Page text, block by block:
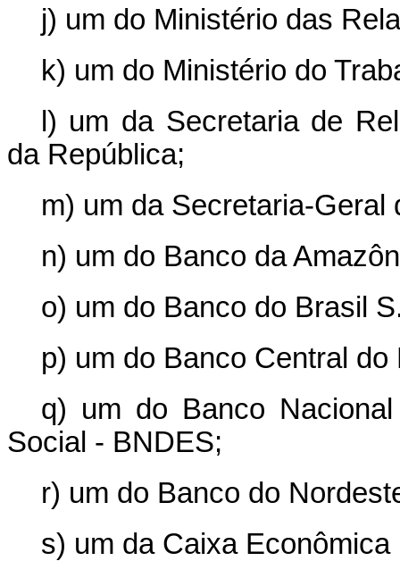
j) um do Ministério das
k) um do Ministério do
l) um da Secretaria de
da República;
m) um da Secretaria-
n) um do Banco da
o) um do Banco do Brasil
p) um do Banco Central do
q) um do Banco
Social - BNDES;
r) um do Banco do
s) um da Caixa Econômica